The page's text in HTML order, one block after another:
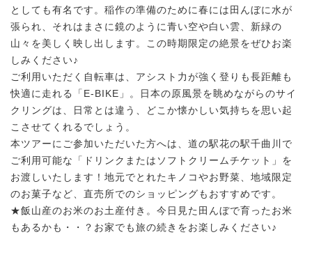
としても有名です。稲作の準備のために春には田んぼに水が
張られ、それはまさに鏡のように青い空や白い雲、新緑の
山々を美しく映し出します。この時期限定の絶景をぜひお楽
しみください♪
ご利用いただく自転車は、アシスト力が強く登りも長距離も
快適に走れる「E-BIKE」。日本の原風景を眺めながらのサイ
クリングは、日常とは違う、どこか懐かしい気持ちを思い起
こさせてくれるでしょう。
本ツアーにご参加いただいた方へは、道の駅花の駅千曲川で
ご利用可能な「ドリンクまたはソフトクリームチケット」を
お渡しいたします！地元でとれたキノコやお野菜、地域限定
のお菓子など、直売所でのショッピングもおすすめです。
★飯山産のお米のお土産付き。今日見た田んぼで育ったお米
もあるかも・・？お家でも旅の続きをお楽しみください♪